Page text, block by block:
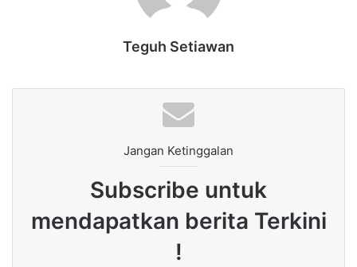
Teguh Setiawan
Jangan Ketinggalan
Subscribe untuk
mendapatkan berita Terkini
!